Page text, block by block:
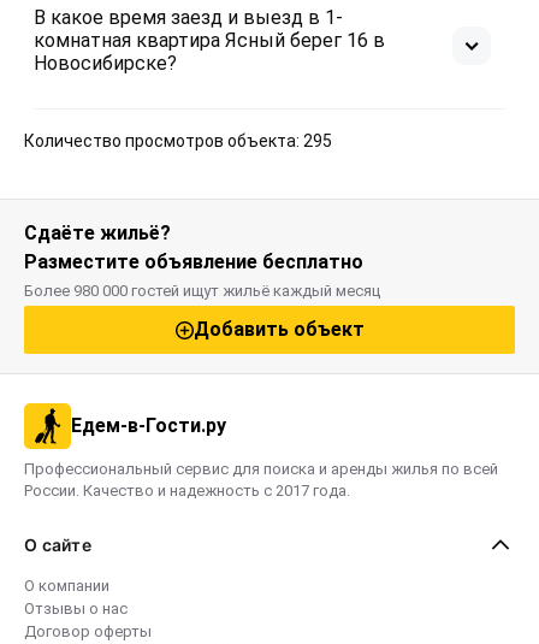
В какое время заезд и выезд в 1-
комнатная квартира Ясный берег 16 в
Новосибирске?
Количество просмотров объекта: 295
Сдаёте жильё?
Разместите объявление бесплатно
Более 980 000 гостей ищут жильё каждый месяц
Добавить объект
Едем-в-Гости.ру
Профессиональный сервис для поиска и аренды жилья по всей
России. Качество и надежность с 2017 года.
О сайте
О компании
Отзывы о нас
Договор оферты